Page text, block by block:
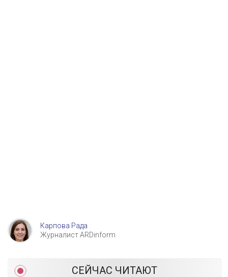
Карпова Рада
Журналист ARDinform
СЕЙЧАС ЧИТАЮТ